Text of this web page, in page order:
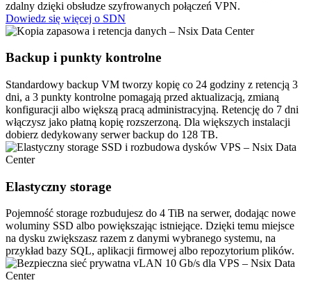
zdalny dzięki obsłudze szyfrowanych połączeń VPN.
Dowiedz się więcej o SDN
Backup i punkty kontrolne
Standardowy backup VM tworzy kopię co 24 godziny z retencją 3
dni, a 3 punkty kontrolne pomagają przed aktualizacją, zmianą
konfiguracji albo większą pracą administracyjną. Retencję do 7 dni
włączysz jako płatną kopię rozszerzoną. Dla większych instalacji
dobierz dedykowany serwer backup do 128 TB.
Elastyczny storage
Pojemność storage rozbudujesz do 4 TiB na serwer, dodając nowe
woluminy SSD albo powiększając istniejące. Dzięki temu miejsce
na dysku zwiększasz razem z danymi wybranego systemu, na
przykład bazy SQL, aplikacji firmowej albo repozytorium plików.